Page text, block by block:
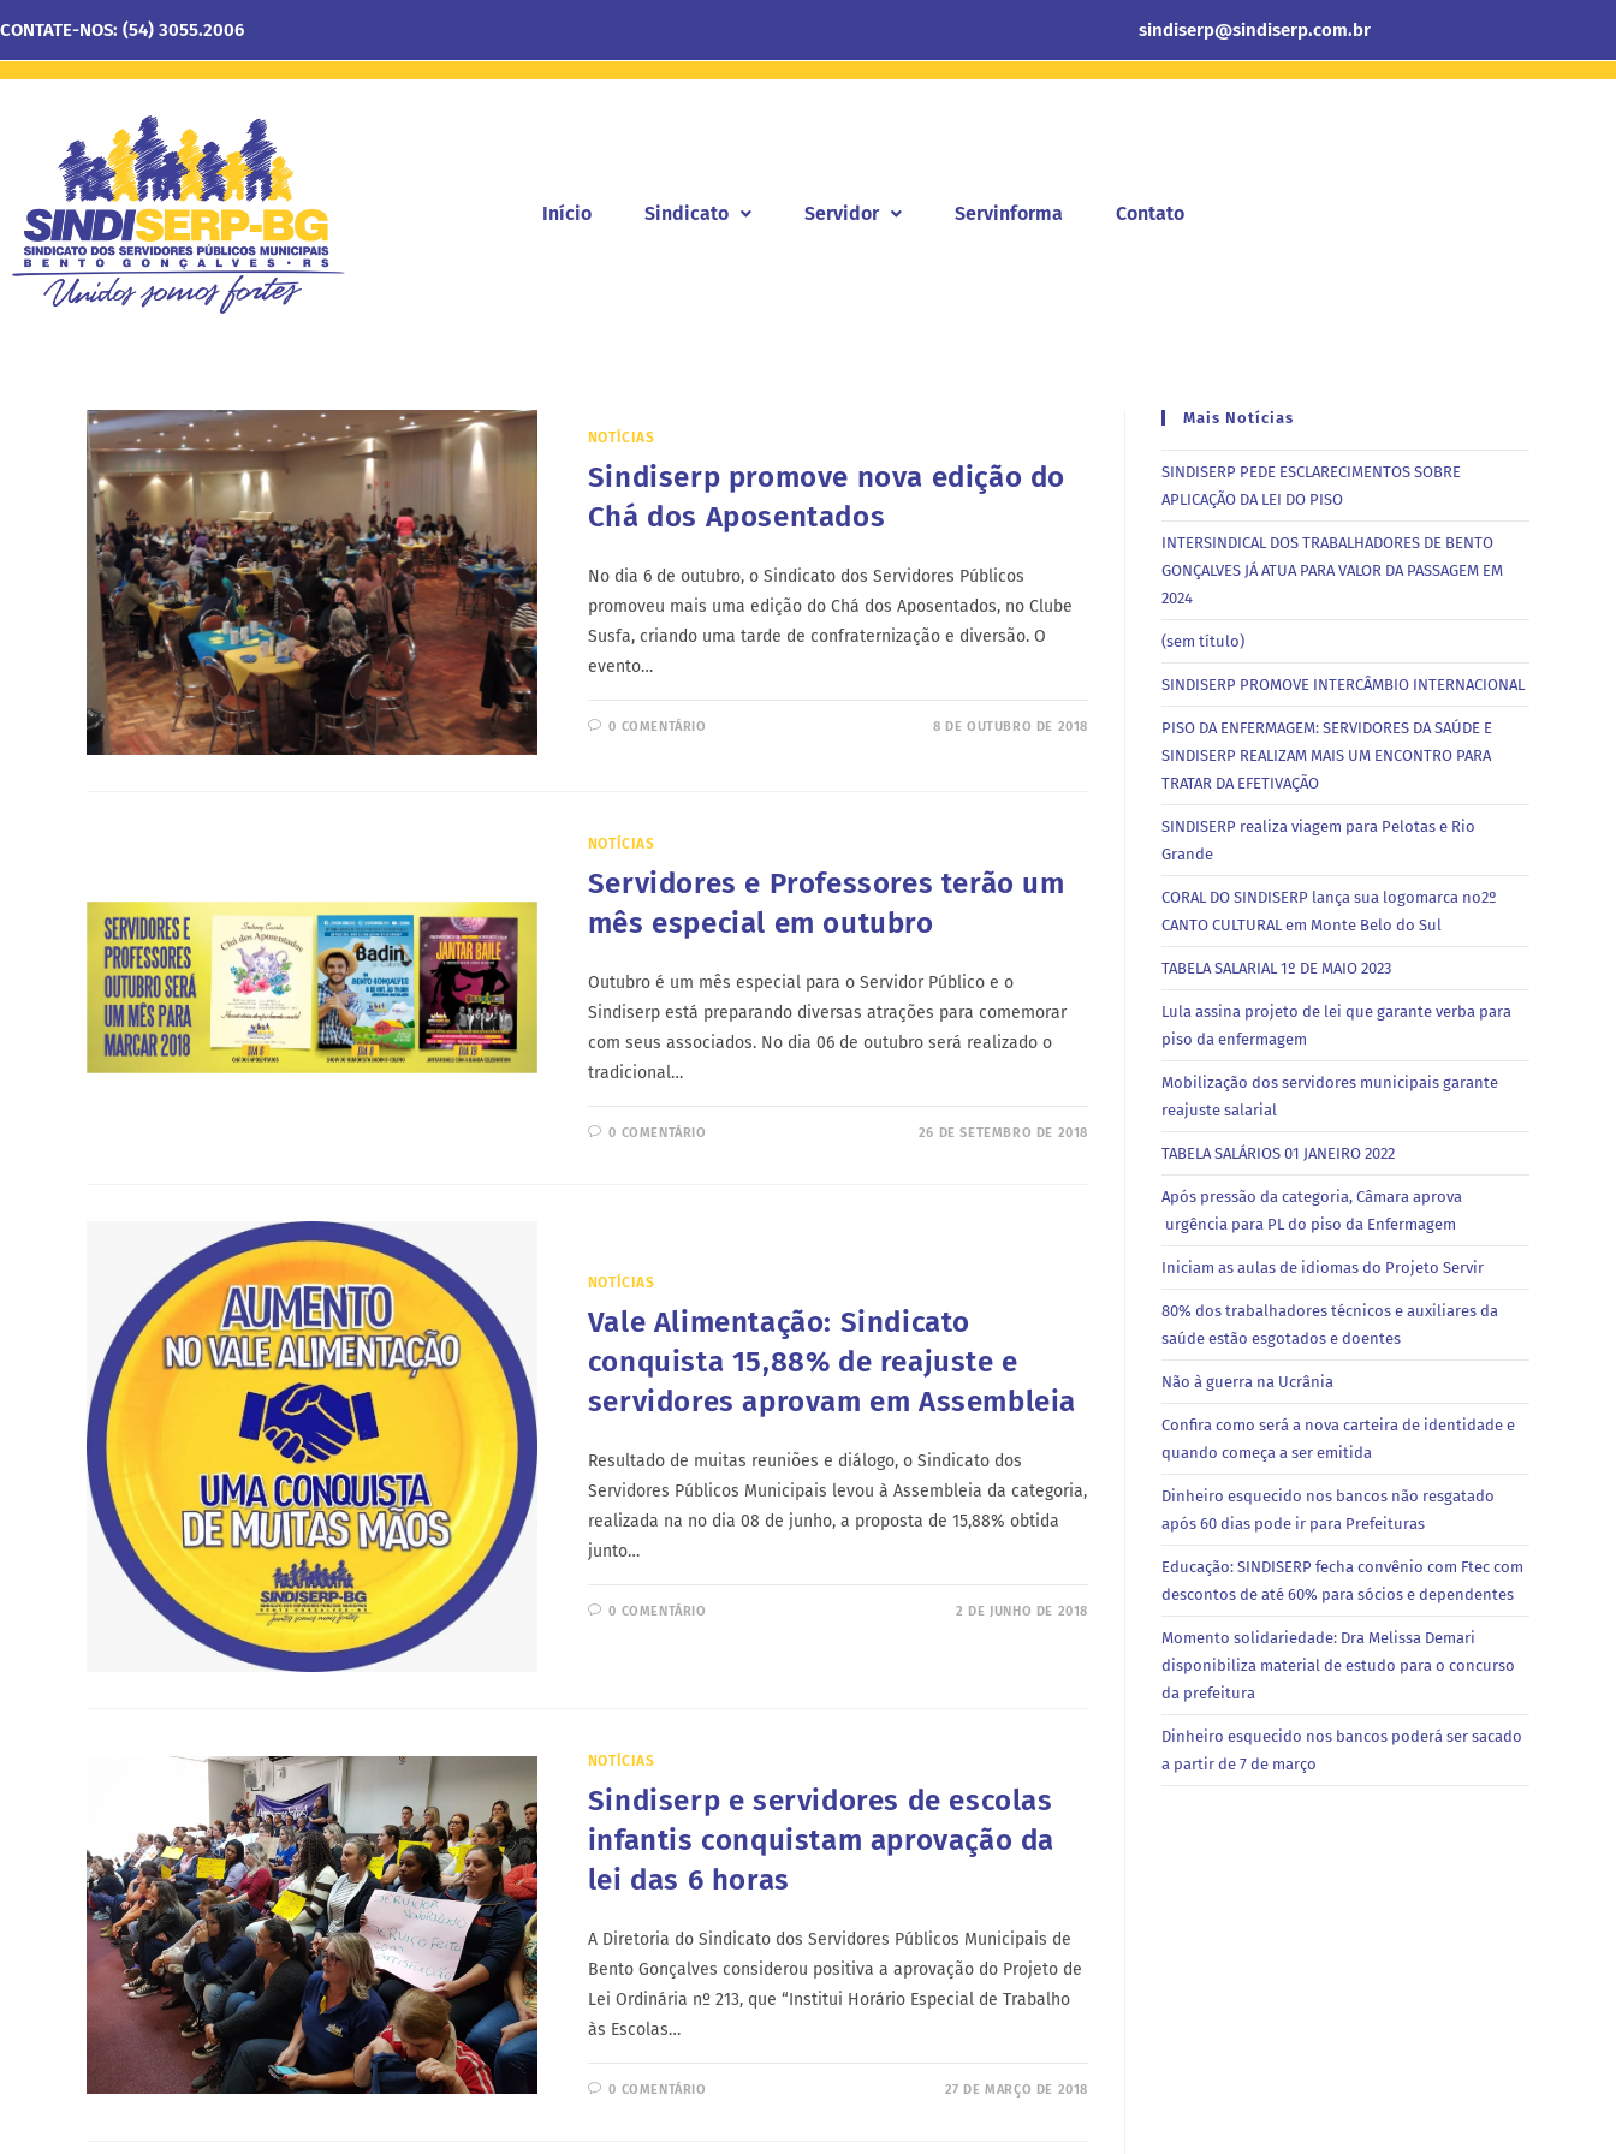
CONTATE-NOS: (54) 3055.2006 sindiserp@sindiserp.com.br
Início Sindicato Servidor Servinforma Contato
NOTÍCIAS
Sindiserp promove nova edição do
Chá dos Aposentados
No dia 6 de outubro, o Sindicato dos Servidores Públicos
promoveu mais uma edição do Chá dos Aposentados, no Clube
Susfa, criando uma tarde de confraternização e diversão. O
evento…
0 COMENTÁRIO 8 DE OUTUBRO DE 2018
NOTÍCIAS
Servidores e Professores terão um
mês especial em outubro
Outubro é um mês especial para o Servidor Público e o
Sindiserp está preparando diversas atrações para comemorar
com seus associados. No dia 06 de outubro será realizado o
tradicional…
0 COMENTÁRIO 26 DE SETEMBRO DE 2018
NOTÍCIAS
Vale Alimentação: Sindicato
conquista 15,88% de reajuste e
servidores aprovam em Assembleia
Resultado de muitas reuniões e diálogo, o Sindicato dos
Servidores Públicos Municipais levou à Assembleia da categoria,
realizada na no dia 08 de junho, a proposta de 15,88% obtida
junto…
0 COMENTÁRIO 2 DE JUNHO DE 2018
NOTÍCIAS
Sindiserp e servidores de escolas
infantis conquistam aprovação da
lei das 6 horas
A Diretoria do Sindicato dos Servidores Públicos Municipais de
Bento Gonçalves considerou positiva a aprovação do Projeto de
Lei Ordinária nº 213, que “Institui Horário Especial de Trabalho
às Escolas…
0 COMENTÁRIO 27 DE MARÇO DE 2018
Mais Notícias
SINDISERP PEDE ESCLARECIMENTOS SOBRE
APLICAÇÃO DA LEI DO PISO
INTERSINDICAL DOS TRABALHADORES DE BENTO
GONÇALVES JÁ ATUA PARA VALOR DA PASSAGEM EM
2024
(sem título)
SINDISERP PROMOVE INTERCÂMBIO INTERNACIONAL
PISO DA ENFERMAGEM: SERVIDORES DA SAÚDE E
SINDISERP REALIZAM MAIS UM ENCONTRO PARA
TRATAR DA EFETIVAÇÃO
SINDISERP realiza viagem para Pelotas e Rio
Grande
CORAL DO SINDISERP lança sua logomarca no2º
CANTO CULTURAL em Monte Belo do Sul
TABELA SALARIAL 1º DE MAIO 2023
Lula assina projeto de lei que garante verba para
piso da enfermagem
Mobilização dos servidores municipais garante
reajuste salarial
TABELA SALÁRIOS 01 JANEIRO 2022
Após pressão da categoria, Câmara aprova
urgência para PL do piso da Enfermagem
Iniciam as aulas de idiomas do Projeto Servir
80% dos trabalhadores técnicos e auxiliares da
saúde estão esgotados e doentes
Não à guerra na Ucrânia
Confira como será a nova carteira de identidade e
quando começa a ser emitida
Dinheiro esquecido nos bancos não resgatado
após 60 dias pode ir para Prefeituras
Educação: SINDISERP fecha convênio com Ftec com
descontos de até 60% para sócios e dependentes
Momento solidariedade: Dra Melissa Demari
disponibiliza material de estudo para o concurso
da prefeitura
Dinheiro esquecido nos bancos poderá ser sacado
a partir de 7 de março